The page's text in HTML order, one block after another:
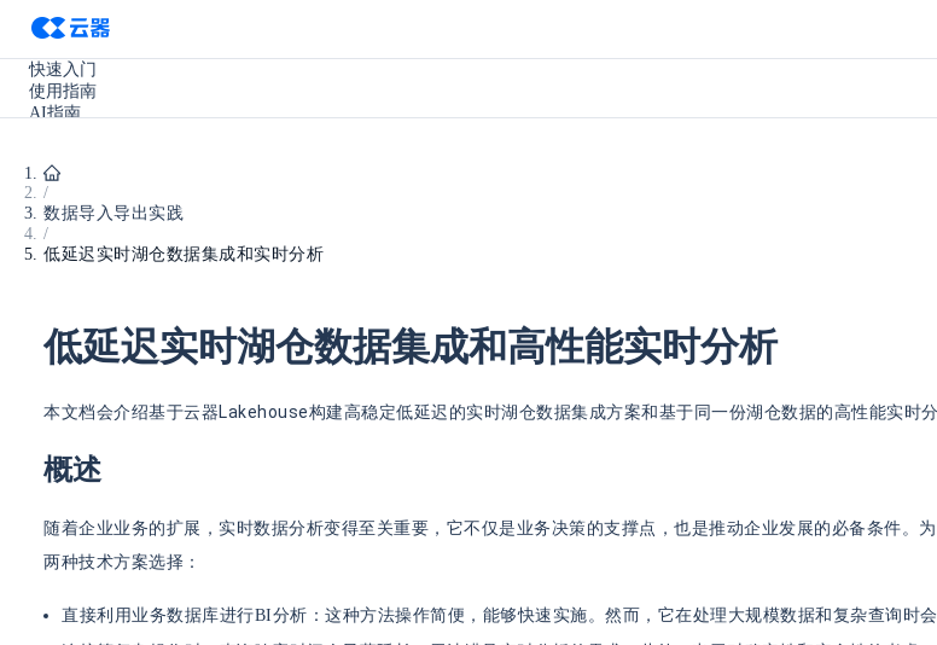
快速入门
使用指南
AI指南
实践教程
使用场景
产品更新
其它
/
数据导入导出实践
/
低延迟实时湖仓数据集成和实时分析
低延迟实时湖仓数据集成和高性能实时分析
本文档会介绍基于云器Lakehouse构建高稳定低延迟的实时湖仓数据集成方案和基于同一份湖仓数据的高性能实时分
概述
随着企业业务的扩展，实时数据分析变得至关重要，它不仅是业务决策的支撑点，也是推动企业发展的必备条件。
两种技术方案选择：
直接利用业务数据库进行BI分析：这种方法操作简便，能够快速实施。然而，它在处理大规模数据和复杂查询时